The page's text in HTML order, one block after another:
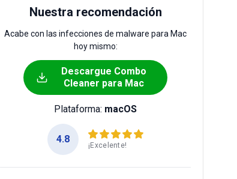
Nuestra recomendación
Acabe con las infecciones de malware para Mac
hoy mismo:
Descargue Combo
Cleaner para Mac
Plataforma: macOS
4.8
¡Excelente!